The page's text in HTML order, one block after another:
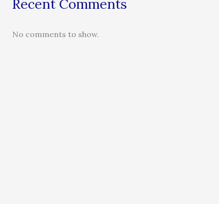
Recent Comments
No comments to show.